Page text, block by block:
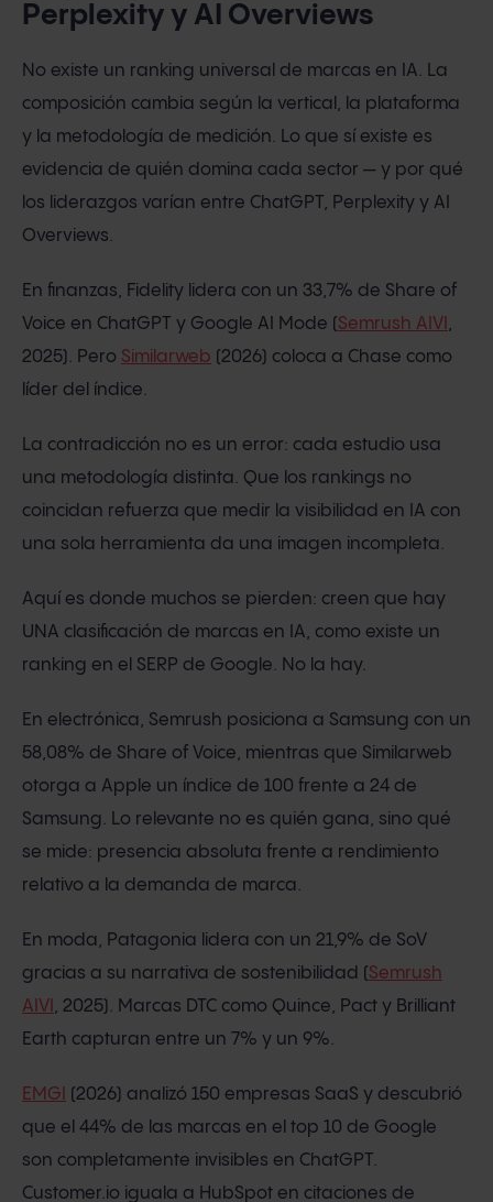
Perplexity y AI Overviews
No existe un ranking universal de marcas en IA. La
composición cambia según la vertical, la plataforma
y la metodología de medición. Lo que sí existe es
evidencia de quién domina cada sector — y por qué
los liderazgos varían entre ChatGPT, Perplexity y AI
Overviews.
En finanzas, Fidelity lidera con un 33,7% de Share of
Voice en ChatGPT y Google AI Mode (Semrush AIVI ,
2025). Pero Similarweb (2026) coloca a Chase como
líder del índice.
La contradicción no es un error: cada estudio usa
una metodología distinta. Que los rankings no
coincidan refuerza que medir la visibilidad en IA con
una sola herramienta da una imagen incompleta.
Aquí es donde muchos se pierden: creen que hay
UNA clasificación de marcas en IA, como existe un
ranking en el SERP de Google. No la hay.
En electrónica, Semrush posiciona a Samsung con un
58,08% de Share of Voice, mientras que Similarweb
otorga a Apple un índice de 100 frente a 24 de
Samsung. Lo relevante no es quién gana, sino qué
se mide: presencia absoluta frente a rendimiento
relativo a la demanda de marca.
En moda, Patagonia lidera con un 21,9% de SoV
gracias a su narrativa de sostenibilidad (Semrush
AIVI , 2025). Marcas DTC como Quince, Pact y Brilliant
Earth capturan entre un 7% y un 9%.
EMGI (2026) analizó 150 empresas SaaS y descubrió
que el 44% de las marcas en el top 10 de Google
son completamente invisibles en ChatGPT.
Customer.io iguala a HubSpot en citaciones de